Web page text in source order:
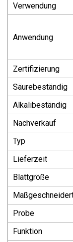
Verwendung
Anwendung
Zertifizierung
Säurebeständig
Alkalibeständig
Nachverkauf
Typ
Lieferzeit
Blattgröße
Probe
Funktion